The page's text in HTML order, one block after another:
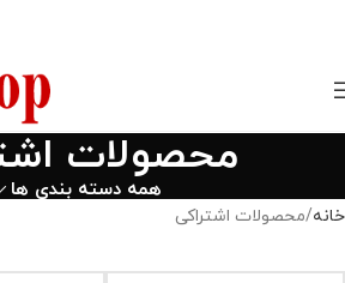
محصولات
همه دسته بندی ها
خانه محصولات اشتراکی